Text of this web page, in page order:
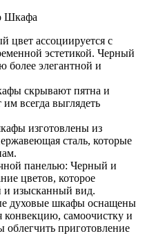
Шкафа
ассоциируется с
эстетикой. Черный
более элегантной и
скрывают пятна и
всегда выглядеть
изготовлены из
сталь, которые
панелью: Черный и
цветов, которое
и изысканный вид.
духовые шкафы оснащены
самоочистку и
облегчить приготовление